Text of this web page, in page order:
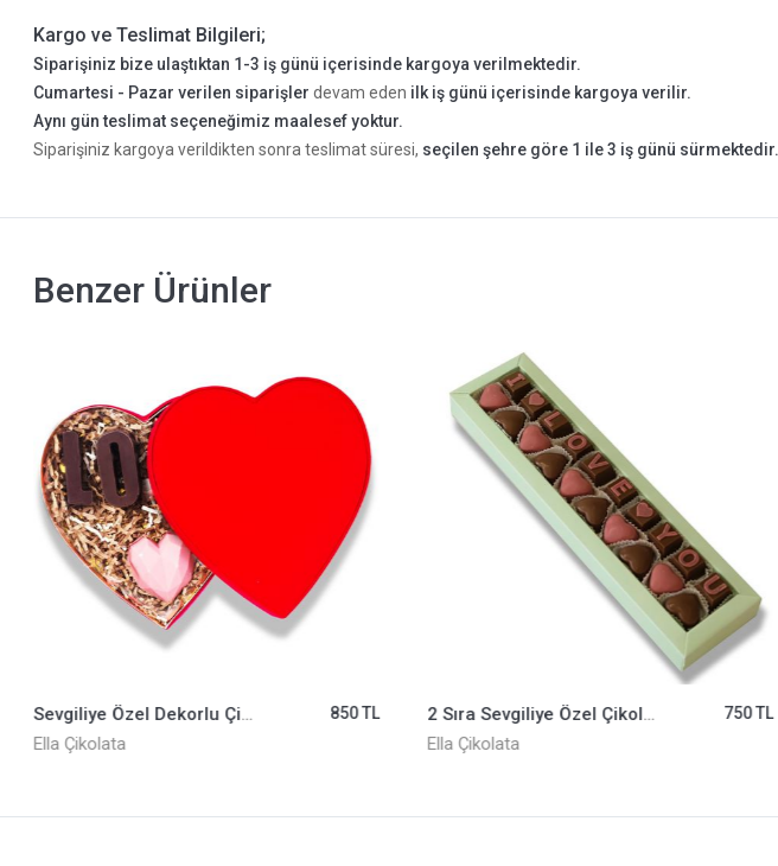
Kargo ve Teslimat Bilgileri;
Siparişiniz bize ulaştıktan 1-3 iş günü içerisinde kargoya verilmektedir.
Cumartesi - Pazar verilen siparişler devam eden ilk iş günü içerisinde kargoya verilir.
Aynı gün teslimat seçeneğimiz maalesef yoktur.
Siparişiniz kargoya verildikten sonra teslimat süresi, seçilen şehre göre 1 ile 3 iş günü sürmektedir.
Benzer Ürünler
Sevgiliye Özel Dekorlu Çikolata ELLA0001248
Ella Çikolata
850 TL
2 Sıra Sevgiliye Özel Çikolata ELLA0001307
Ella Çikolata
750 TL